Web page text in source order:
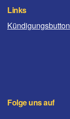
Links
Kündigungsbutton
Folge uns auf